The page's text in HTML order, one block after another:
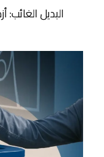
البديل الغائب: